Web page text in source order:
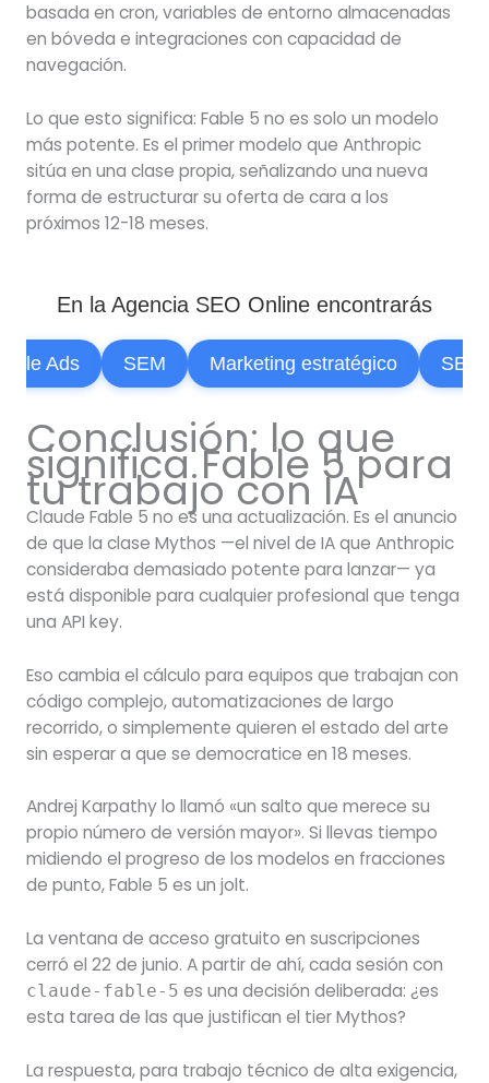
basada en cron, variables de entorno almacenadas
en bóveda e integraciones con capacidad de
navegación.
Lo que esto significa: Fable 5 no es solo un modelo
más potente. Es el primer modelo que Anthropic
sitúa en una clase propia, señalizando una nueva
forma de estructurar su oferta de cara a los
próximos 12-18 meses.
En la Agencia SEO Online encontrarás
Ads SEM Marketing estratégico SEO
Conclusión: lo que
significa Fable 5 para
tu trabajo con IA
Claude Fable 5 no es una actualización. Es el anuncio
de que la clase Mythos —el nivel de IA que Anthropic
consideraba demasiado potente para lanzar— ya
está disponible para cualquier profesional que tenga
una API key.
Eso cambia el cálculo para equipos que trabajan con
código complejo, automatizaciones de largo
recorrido, o simplemente quieren el estado del arte
sin esperar a que se democratice en 18 meses.
Andrej Karpathy lo llamó «un salto que merece su
propio número de versión mayor». Si llevas tiempo
midiendo el progreso de los modelos en fracciones
de punto, Fable 5 es un jolt.
La ventana de acceso gratuito en suscripciones
cerró el 22 de junio. A partir de ahí, cada sesión con
claude-fable-5 es una decisión deliberada: ¿es
esta tarea de las que justifican el tier Mythos?
La respuesta, para trabajo técnico de alta exigencia,